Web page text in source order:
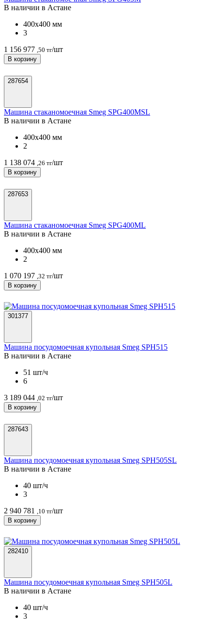
В наличии в Астанe
400х400 мм
3
1 156 977 ,50 тг/шт
В корзину
287654
Машина стаканомоечная Smeg SPG400MSL
В наличии в Астанe
400х400 мм
2
1 138 074 ,26 тг/шт
В корзину
287653
Машина стаканомоечная Smeg SPG400ML
В наличии в Астанe
400х400 мм
2
1 070 197 ,32 тг/шт
В корзину
301377
Машина посудомоечная купольная Smeg SPH515
В наличии в Астанe
51 шт/ч
6
3 189 044 ,02 тг/шт
В корзину
287643
Машина посудомоечная купольная Smeg SPH505SL
В наличии в Астанe
40 шт/ч
3
2 940 781
,10 тг/шт
В корзину
282410
Машина посудомоечная купольная Smeg SPH505L
В наличии в Астанe
40 шт/ч
3